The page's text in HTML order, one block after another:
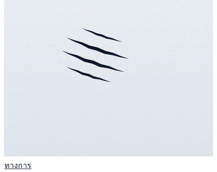
ทางการ